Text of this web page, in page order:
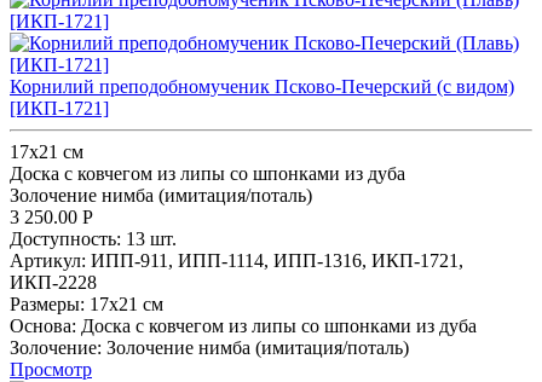
Корнилий преподобномученик Псково-Печерский (с видом)
[ИКП-1721]
17х21 см
Доска с ковчегом из липы со шпонками из дуба
Золочение нимба (имитация/поталь)
3 250.00 Р
Доступность: 13 шт.
Артикул: ИПП-911, ИПП-1114, ИПП-1316, ИКП-1721,
ИКП-2228
Размеры: 17х21 см
Основа: Доска с ковчегом из липы со шпонками из дуба
Золочение: Золочение нимба (имитация/поталь)
Просмотр